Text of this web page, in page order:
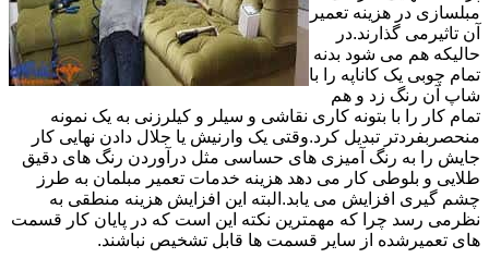
مبلسازی در هزینه تعمیر
آن تاثیرمی گذارند.در
حالیکه هم می شود بدنه
تمام چوبی یک کاناپه را با
شاپ آن رنگ زد و هم
تمام کار را با بتونه کاری نقاشی و سیلر و کیلرزنی به یک نمونه
منحصربفردتر تبدیل کرد.وقتی یک وارنیش یا جلال دادن نهایی کار
جایش را به رنگ آمیزی های حساسی مثل درآوردن رنگ های دقیق
طلایی و بلوطی کار می دهد هزینه خدمات تعمیر مبلمان به طرز
چشم گیری افزایش می یابد.البته این افزایش هزینه منطقی به
نظرمی رسد چرا که مهمترین نکته این است که در پایان کار قسمت
های تعمیرشده از سایر قسمت ها قابل تشخیص نباشند.